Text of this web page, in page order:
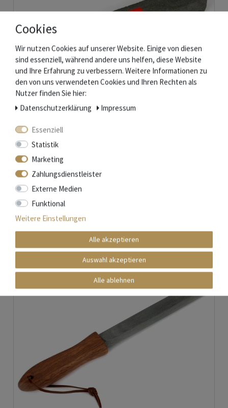
18,50 € *
In den Warenkorb
*inkl. ges. MwSt. zzgl.
Cookies
Wir nutzen Cookies auf unserer Website. Einige von diesen
sind essenziell, während andere uns helfen, diese Website
und Ihre Erfahrung zu verbessern. Weitere Informationen zu
den von uns verwendeten Cookies und Ihren Rechten als
Nutzer finden Sie hier:
Daten­schutz­erklärung
Impressum
Essenziell
Statistik
Marketing
Zahlungsdienstleister
Externe Medien
Funktional
Weitere Einstellungen
Alle akzeptieren
Auswahl akzeptieren
Alle ablehnen